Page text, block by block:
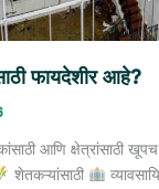
फायदेशीर आहे?
आणि क्षेत्रांसाठी
शेतकऱ्यांसाठी